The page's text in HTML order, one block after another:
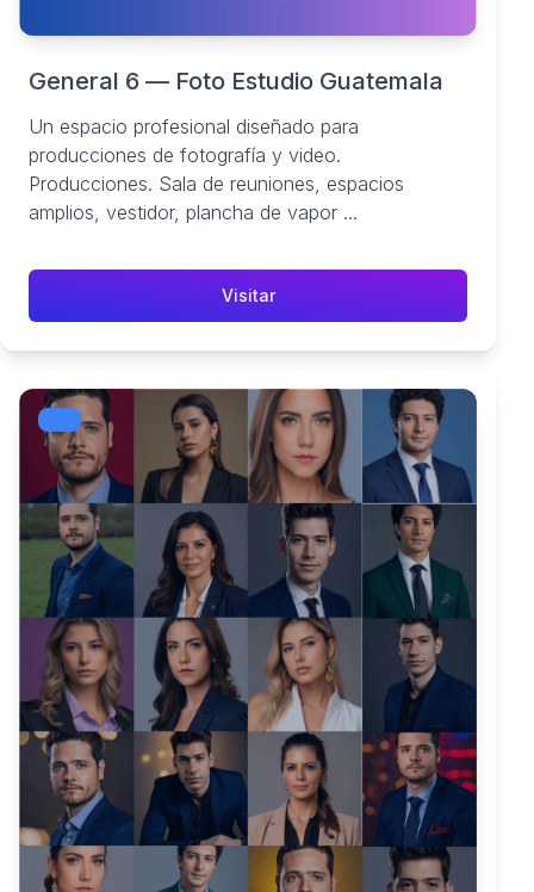
General 6 — Foto Estudio Guatemala
Un espacio profesional diseñado para
producciones de fotografía y video.
Producciones. Sala de reuniones, espacios
amplios, vestidor, plancha de vapor ...
Visitar